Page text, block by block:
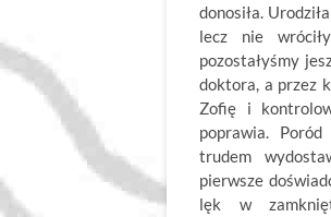
donosiła.
lecz nie
pozostałyśmy
doktora, a przez
Zofię i
poprawia.
trudem
pierwsze
lęk w